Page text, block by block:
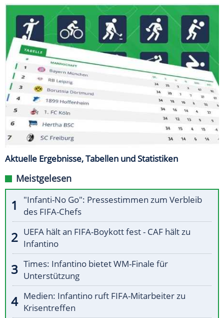
Aktuelle Ergebnisse, Tabellen und Statistiken
Meistgelesen
"Infanti-No Go": Pressestimmen zum Verbleib
des FIFA-Chefs
UEFA hält an FIFA-Boykott fest - CAF hält zu
Infantino
Times: Infantino bietet WM-Finale für
Unterstützung
Medien: Infantino ruft FIFA-Mitarbeiter zu
Krisentreffen